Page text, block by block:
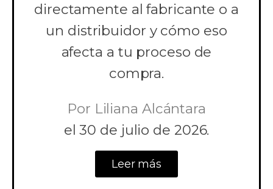
directamente al fabricante o a
un distribuidor y cómo eso
afecta a tu proceso de
compra.
Por Liliana Alcántara
el 30 de julio de 2026.
Leer más